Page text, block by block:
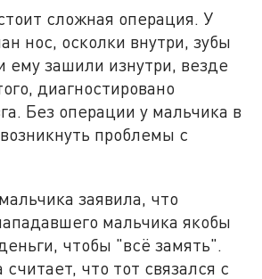
сложная операция. У
нос, осколки внутри, зубы
зашили изнутри, везде
диагностировано
Без операции у мальчика в
проблемы с
заявила, что
мальчика якобы
чтобы "всё замять".
что тот связался с